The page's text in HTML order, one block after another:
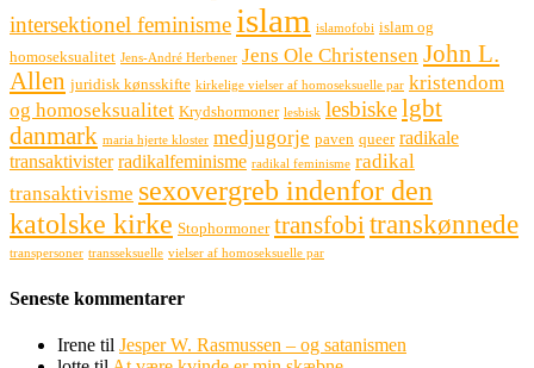
intersektionel feminisme islam islamofobi islam og
homoseksualitet Jens-André Herbener Jens Ole Christensen John L.
Allen juridisk kønsskifte kirkelige vielser af homoseksuelle par kristendom
og homoseksualitet Krydshormoner lesbisk lesbiskelgbt
danmark maria hjerte kloster medjugorje paven queer radikale
transaktivister radikalfeminisme radikal feminisme radikal
transaktivisme sexovergreb indenfor den
katolske kirke Stophormoner transfobi transkønnede
transpersoner transseksuelle vielser af homoseksuelle par
Seneste kommentarer
Irene til Jesper W. Rasmussen – og satanismen